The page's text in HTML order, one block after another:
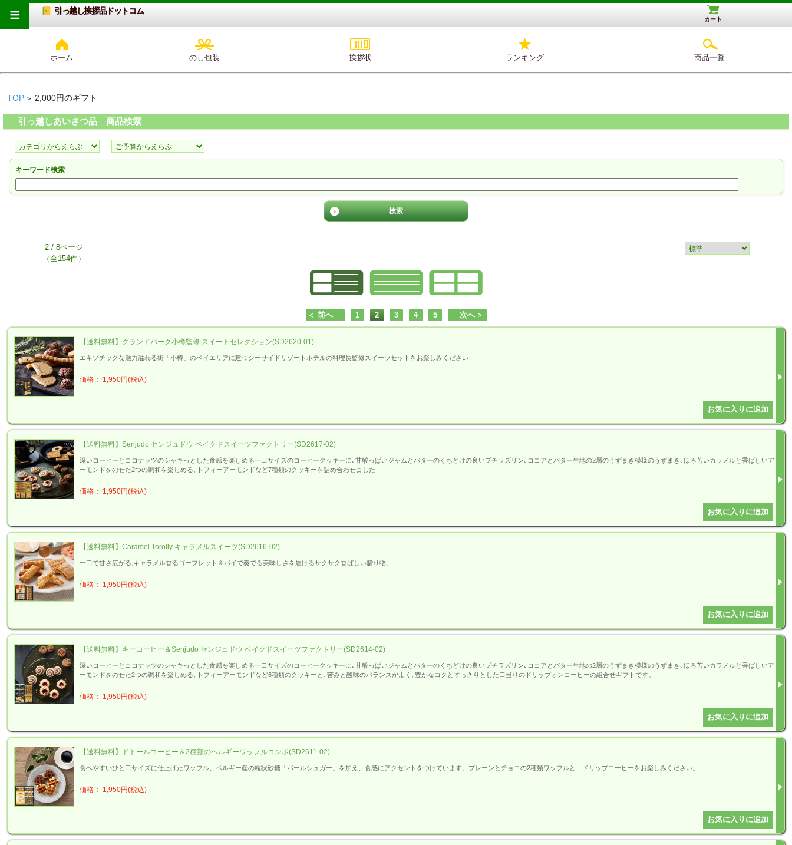
引っ越し挨拶品ドットコム
カート
ホーム のし包装 挨拶状 ランキング 商品一覧
≡
TOP > 2,000円のギフト
引っ越しあいさつ品 商品検索
キーワード検索
2 / 8ページ
（全154件）
前へ 1 2 3 4 5 次へ
【送料無料】グランドパーク小樽監修 スイートセレクション(SD2620-01)
エキゾチックな魅力溢れる街「小樽」のベイエリアに建つシーサイドリゾートホテルの料理長監修スイーツセットをお楽しみください
価格： 1,950円(税込)
【送料無料】Senjudo センジュドウ ベイクドスイーツファクトリー(SD2617-02)
深いコーヒーとココナッツのシャキっとした食感を楽しめる一口サイズのコーヒークッキーに､甘酸っぱいジャムとバターのくちどけの良いプチラズリン､ココアとバター生地の2層のうずまき模様のうずまき､ほろ苦いカラメルと香ばしいア
ーモンドをのせた2つの調和を楽しめる､トフィーアーモンドなど7種類のクッキーを詰め合わせました
価格： 1,950円(税込)
【送料無料】Caramel Torolly キャラメルスイーツ(SD2616-02)
一口で甘さ広がる,キャラメル香るゴーフレット＆パイで奏でる美味しさを届けるサクサク香ばしい贈り物。
価格： 1,950円(税込)
【送料無料】キーコーヒー＆Senjudo センジュドウ ベイクドスイーツファクトリー(SD2614-02)
深いコーヒーとココナッツのシャキっとした食感を楽しめる一口サイズのコーヒークッキーに､甘酸っぱいジャムとバターのくちどけの良いプチラズリン､ココアとバター生地の2層のうずまき模様のうずまき､ほろ苦いカラメルと香ばしいア
ーモンドをのせた2つの調和を楽しめる､トフィーアーモンドなど6種類のクッキーと､苦みと酸味のバランスがよく､豊かなコクとすっきりとした口当りのドリップオンコーヒーの組合せギフトです。
価格： 1,950円(税込)
【送料無料】ドトールコーヒー＆2種類のベルギーワッフルコンボ(SD2611-02)
食べやすいひと口サイズに仕上げたワッフル、ベルギー産の粒状砂糖「パールシュガー」を加え、食感にアクセントをつけています。プレーンとチョコの2種類ワッフルと、ドリップコーヒーをお楽しみください。
価格： 1,950円(税込)